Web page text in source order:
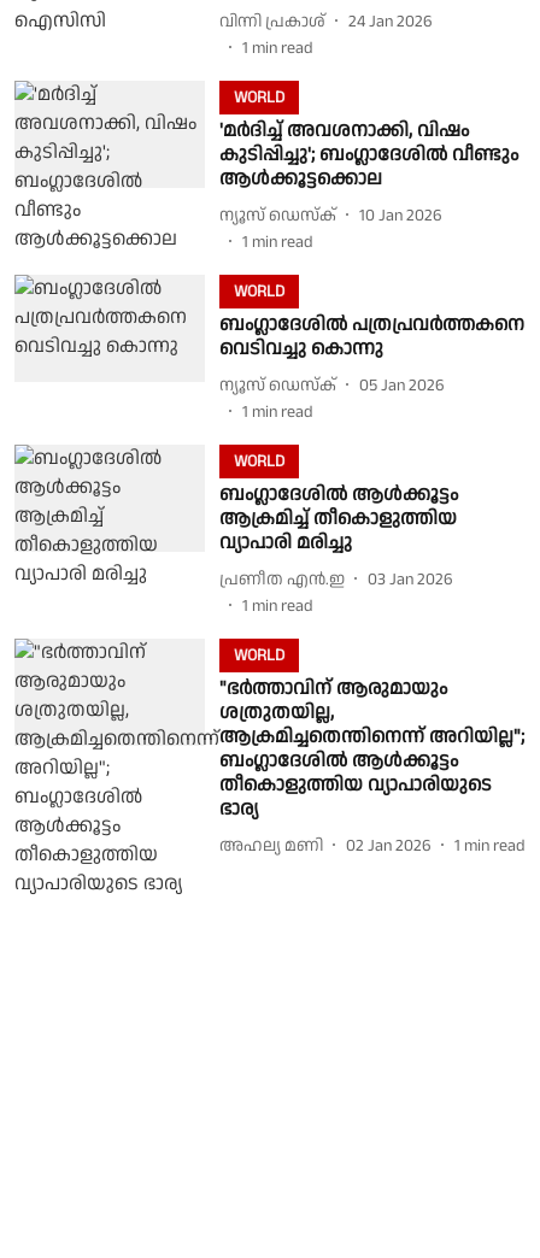
വിന്നി പ്രകാശ്
24 Jan 2026
1 min read
WORLD
'മർദിച്ച് അവശനാക്കി, വിഷം
കുടിപ്പിച്ചു'; ബംഗ്ലാദേശിൽ വീണ്ടും
ആൾക്കൂട്ടക്കൊല
ന്യൂസ് ഡെസ്ക്
10 Jan 2026
1 min read
WORLD
ബംഗ്ലാദേശിൽ പത്രപ്രവർത്തകനെ
വെടിവച്ചു കൊന്നു
ന്യൂസ് ഡെസ്ക്
05 Jan 2026
1 min read
WORLD
ബംഗ്ലാദേശിൽ ആൾക്കൂട്ടം
ആക്രമിച്ച് തീകൊളുത്തിയ
വ്യാപാരി മരിച്ചു
പ്രണീത എന്‍.ഇ
03 Jan 2026
1 min read
WORLD
"ഭർത്താവിന് ആരുമായും
ശത്രുതയില്ല,
ആക്രമിച്ചതെന്തിനെന്ന് അറിയില്ല";
ബംഗ്ലാദേശിൽ ആൾക്കൂട്ടം
തീകൊളുത്തിയ വ്യാപാരിയുടെ
ഭാര്യ
അഹല്യ മണി 02 Jan 2026 1 min read